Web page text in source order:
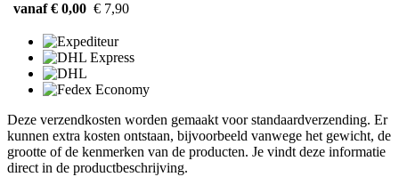
vanaf € 0,00 € 7,90
Deze verzendkosten worden gemaakt voor standaardverzending. Er
kunnen extra kosten ontstaan, bijvoorbeeld vanwege het gewicht, de
grootte of de kenmerken van de producten. Je vindt deze informatie
direct in de productbeschrijving.